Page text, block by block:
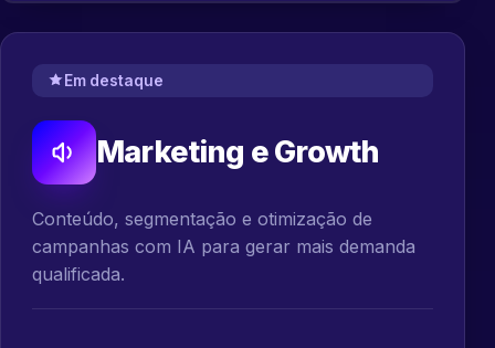
Em destaque
Marketing e Growth
Conteúdo, segmentação e otimização de
campanhas com IA para gerar mais demanda
qualificada.